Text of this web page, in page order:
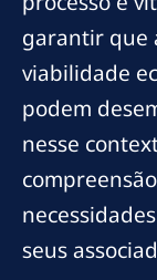
garantir que
viabilidade
podem
nesse
seus